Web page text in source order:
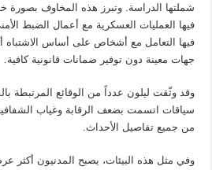
شملتها الدراسة. وتبرز هذه المخاوف بصورة
فيها العمليات العسكرية مع أعمال الضبط
فيها التعامل مع أشخاص على أساس الاشتباه
جهات معينة دون توفير ضمانات قانونية كافية.
وقد وثّقت ليلون عدداً من الوقائع المرتبطة
سياقات اتسمت بضعف الرقابة وغياب
من جميع تفاصيل الأحداث.
وفي مثل هذه البيئات، يصبح المدنيون أكثر